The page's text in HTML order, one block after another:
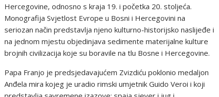
Hercegovine, odnosno s kraja 19. i početka 20. stoljeća.
Monografija Svjetlost Evrope u Bosni i Hercegovini na
seriozan način predstavlja njeno kulturno-historijsko naslijeđe i
na jednom mjestu objedinjava sedimente materijalne kulture
brojnih civilizacija koje su boravile na tlu Bosne i Hercegovine.
Papa Franjo je predsjedavajućem Zvizdiću poklonio medaljon
Anđela mira kojeg je uradio rimski umjetnik Guido Veroi i koji